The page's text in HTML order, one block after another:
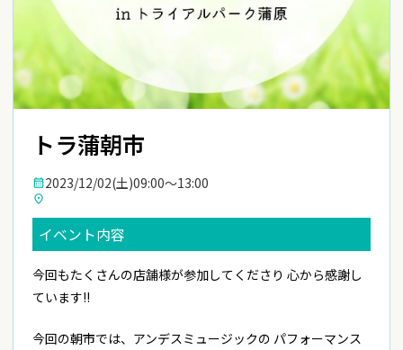
トラ蒲朝市
calendar_month2023/12/02(土)09:00〜13:00
place
イベント内容
今回もたくさんの店舗様が参加してくださり 心から感謝し
ています!!
今回の朝市では、アンデスミュージックの パフォーマンス